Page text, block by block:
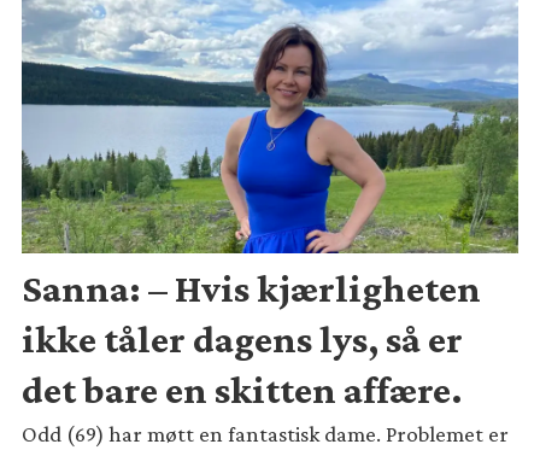
Sanna: – Hvis kjærligheten
ikke tåler dagens lys, så er
det bare en skitten affære.
Odd (69) har møtt en fantastisk dame. Problemet er